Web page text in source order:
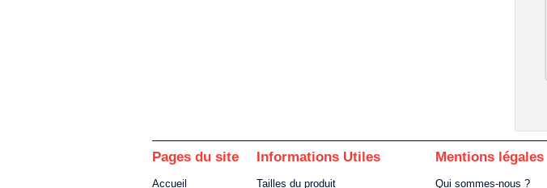
Pages du site
Accueil
Informations Utiles
Tailles du produit
Mentions légales
Qui sommes-nous ?